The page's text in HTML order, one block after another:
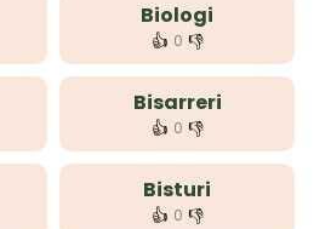
Biologi
👍 0 👎
Bisarreri
👍 0 👎
Bisturi
👍 0 👎